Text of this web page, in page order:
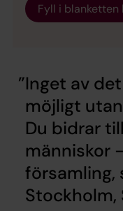
Fyll i blanketten
Inget av
möjligt
Du bidrar
människor
församling,
Stockholm,